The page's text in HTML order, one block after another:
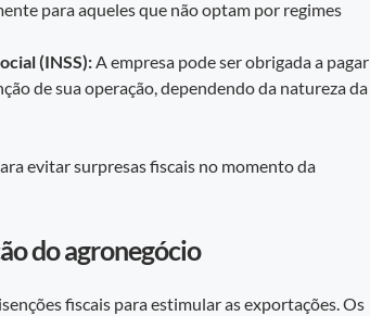
para aqueles que não optam por regimes
(INSS):A empresa pode ser obrigada a pagar
de sua operação, dependendo da natureza da
evitar surpresas fiscais no momento da
do agronegócio
fiscais para estimular as exportações. Os